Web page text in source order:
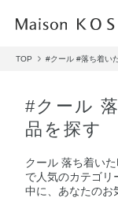
TOP #クール #落ち着い
#クール
品を探す
クール 落ち着い
で人気のカテゴリ
中に、あなたのお